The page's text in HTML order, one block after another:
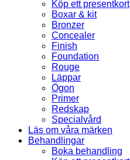
Köp ett presentkort
Boxar & kit
Bronzer
Concealer
Finish
Foundation
Rouge
Läppar
Ögon
Primer
Redskap
Specialvård
Läs om våra märken
Behandlingar
Boka behandling